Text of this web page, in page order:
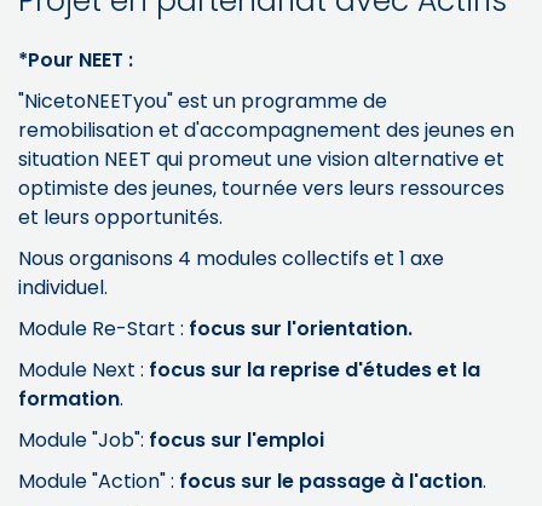
*Pour NEET :
"NicetoNEETyou" est un programme de
remobilisation et d'accompagnement des jeunes en
situation NEET qui promeut une vision alternative et
optimiste des jeunes, tournée vers leurs ressources
et leurs opportunités.
Nous organisons 4 modules collectifs et 1 axe
individuel.
Module Re-Start : focus sur l'orientation.
Module Next : focus sur la reprise d'études et la
formation.
Module "Job": focus sur l'emploi
Module "Action" : focus sur le passage à l'action.